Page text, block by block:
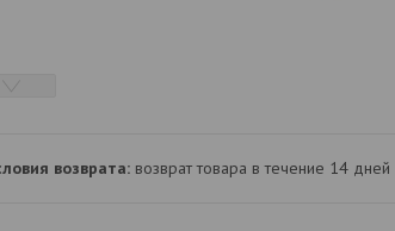
возврат товара в течение 14 дней